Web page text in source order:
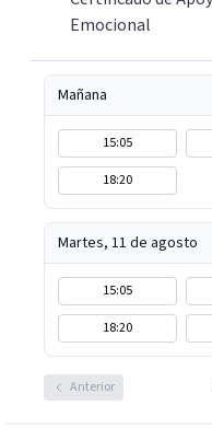
Emocional
Mañana
15:05
18:20
Martes, 11 de agosto
15:05
18:20
Anterior